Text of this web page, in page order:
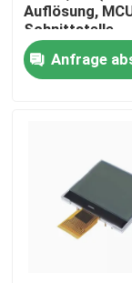
Videos
Auflösung,
Schnittstelle,
Steuersystem
ILI9340X,ALLE
Uhr,4LEDS
Anfrage